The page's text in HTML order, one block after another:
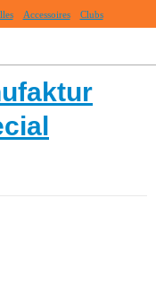
Accessoires Clubs